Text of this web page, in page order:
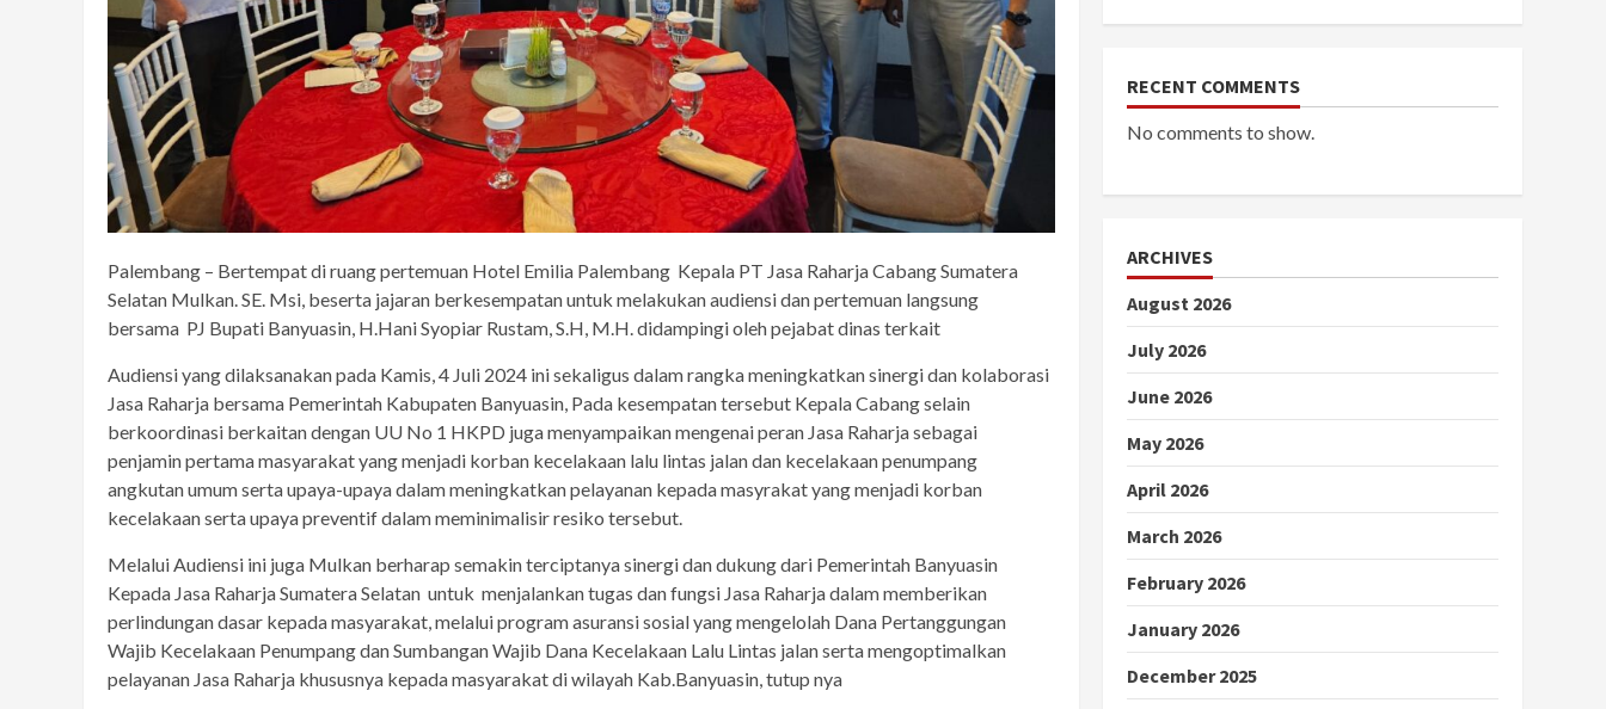
Palembang – Bertempat di ruang pertemuan Hotel Emilia Palembang Kepala PT Jasa Raharja Cabang Sumatera
Selatan Mulkan. SE. Msi, beserta jajaran berkesempatan untuk melakukan audiensi dan pertemuan langsung
bersama PJ Bupati Banyuasin, H.Hani Syopiar Rustam, S.H, M.H. didampingi oleh pejabat dinas terkait
Audiensi yang dilaksanakan pada Kamis, 4 Juli 2024 ini sekaligus dalam rangka meningkatkan sinergi dan kolaborasi
Jasa Raharja bersama Pemerintah Kabupaten Banyuasin, Pada kesempatan tersebut Kepala Cabang selain
berkoordinasi berkaitan dengan UU No 1 HKPD juga menyampaikan mengenai peran Jasa Raharja sebagai
penjamin pertama masyarakat yang menjadi korban kecelakaan lalu lintas jalan dan kecelakaan penumpang
angkutan umum serta upaya-upaya dalam meningkatkan pelayanan kepada masyrakat yang menjadi korban
kecelakaan serta upaya preventif dalam meminimalisir resiko tersebut.
Melalui Audiensi ini juga Mulkan berharap semakin terciptanya sinergi dan dukung dari Pemerintah Banyuasin
Kepada Jasa Raharja Sumatera Selatan untuk menjalankan tugas dan fungsi Jasa Raharja dalam memberikan
perlindungan dasar kepada masyarakat, melalui program asuransi sosial yang mengelolah Dana Pertanggungan
Wajib Kecelakaan Penumpang dan Sumbangan Wajib Dana Kecelakaan Lalu Lintas jalan serta mengoptimalkan
pelayanan Jasa Raharja khususnya kepada masyarakat di wilayah Kab.Banyuasin, tutup nya
RECENT COMMENTS
No comments to show.
ARCHIVES
August 2026
July 2026
June 2026
May 2026
April 2026
March 2026
February 2026
January 2026
December 2025